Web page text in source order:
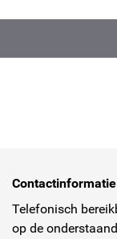
Contactinformatie
Telefonisch
op de